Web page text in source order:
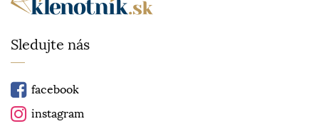
Sledujte nás
facebook
instagram